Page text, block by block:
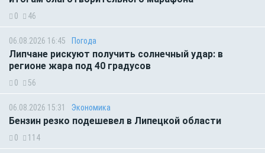
0 46
06.08.2026 16:45 Погода
Липчане рискуют получить солнечный удар: в
регионе жара под 40 градусов
0 56
06.08.2026 15:31 Экономика
Бензин резко подешевел в Липецкой области
0 114